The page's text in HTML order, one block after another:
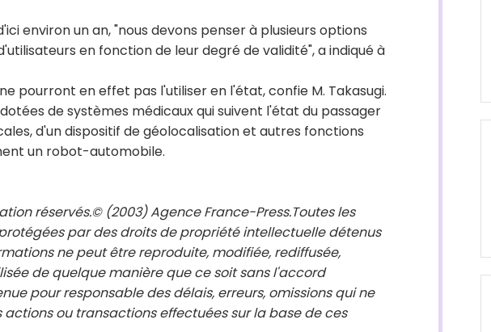
environ un an, "nous devons penser à plusieurs options
en fonction de leur degré de validité", a indiqué à
pourront en effet pas l'utiliser en l'état, confie M. Takasugi.
de systèmes médicaux qui suivent l'état du passager
d'un dispositif de géolocalisation et autres fonctions
un robot-automobile.
réservés.© (2003) Agence France-Press.Toutes les
par des droits de propriété intellectuelle détenus
ne peut être reproduite, modifiée, rediffusée,
de quelque manière que ce soit sans l'accord
pour responsable des délais, erreurs, omissions qui ne
ou transactions effectuées sur la base de ces